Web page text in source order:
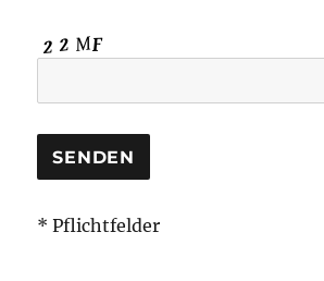
* Pflichtfelder